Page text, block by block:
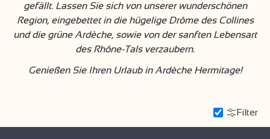
gefällt. Lassen Sie sich von unserer wunderschönen
Region, eingebettet in die hügelige Drôme des Collines
und die grüne Ardèche, sowie von der sanften Lebensart
des Rhône-Tals verzaubern.
Genießen Sie Ihren Urlaub in Ardèche Hermitage!
Filter